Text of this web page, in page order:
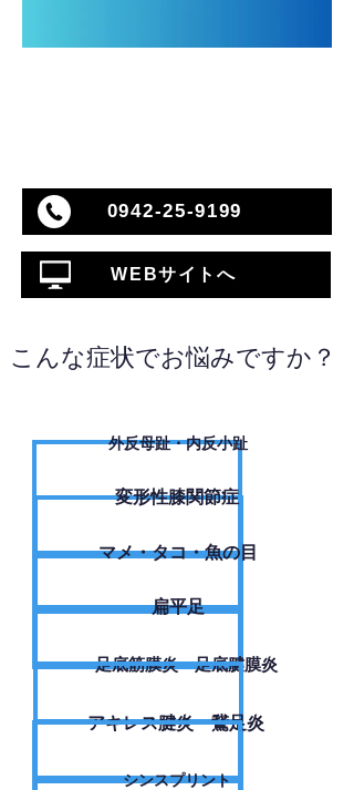
0942-25-9199
WEBサイトへ
こんな症状でお悩みですか？
外反母趾・内反小趾
変形性膝関節症
​マメ・タコ・魚の目
扁平足
足底筋膜炎・足底腱膜炎
アキレス腱炎・鵞足炎
シンスプリント